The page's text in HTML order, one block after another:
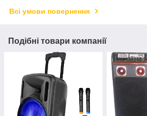
Всі умови повернення
Подібні товари компанії